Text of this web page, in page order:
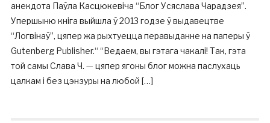
анекдота Паўла Касцюкевіча “Блог Усяслава Чарадзея”.
Упершыню кніга выйшла ў 2013 годзе ў выдавецтве
“Логвінаў”, цяпер жа рыхтуецца перавыданне на паперы ў
Gutenberg Publisher.“ “Ведаем, вы гэтага чакалі! Так, гэта
той самы Слава Ч. — цяпер ягоны блог можна паслухаць
цалкам і без цэнзуры на любой […]